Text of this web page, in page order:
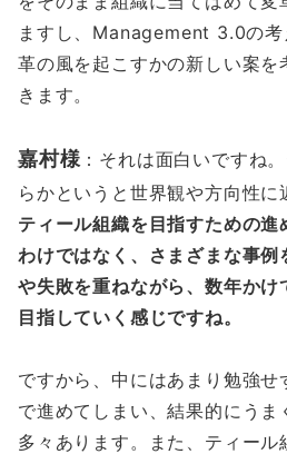
ますし、Management 3.0の考
革の風を起こすかの新しい案を
きます。
嘉村様 ：それは面白いですね
らかというと世界観や方向性に
ティール組織を目指すための進
わけではなく、さまざまな事例
や失敗を重ねながら、数年かけ
目指していく感じですね。
ですから、中にはあまり勉強
で進めてしまい、結果的にうま
多々あります。また、ティール